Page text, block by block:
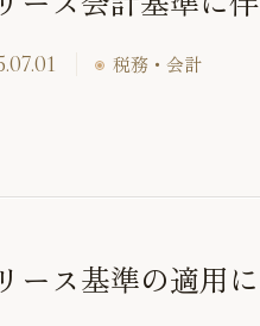
税務・会計
ース基準の適用